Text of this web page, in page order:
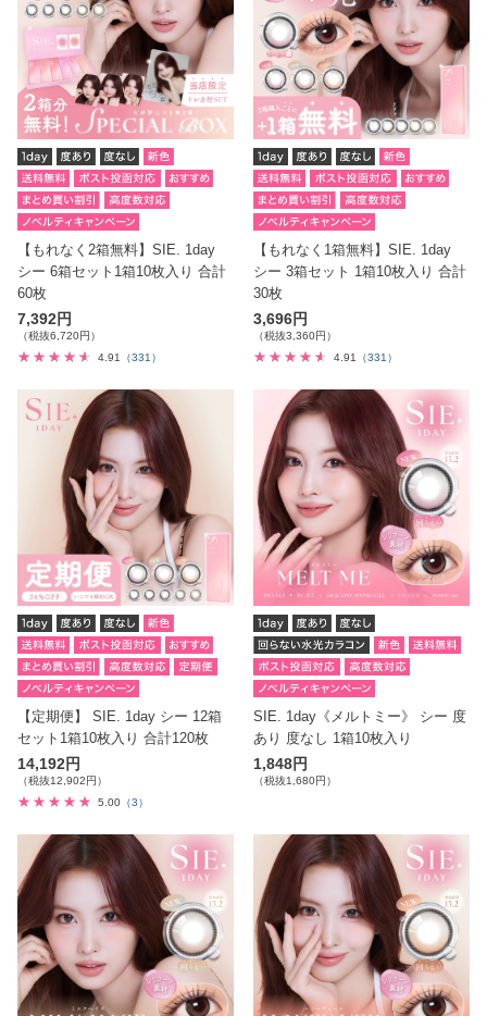
【もれなく2箱無料】SIE. 1day
シー 6箱セット1箱10枚入り 合計
60枚
7,392円
（税抜6,720円）
4.91
（331）
【もれなく1箱無料】SIE. 1day
シー 3箱セット 1箱10枚入り 合計
30枚
3,696円
（税抜3,360円）
4.91
（331）
【定期便】 SIE. 1day シー 12箱
セット1箱10枚入り 合計120枚
14,192円
（税抜12,902円）
5.00 （3）
SIE. 1day《メルトミー》 シー 度
あり 度なし 1箱10枚入り
1,848円
（税抜1,680円）